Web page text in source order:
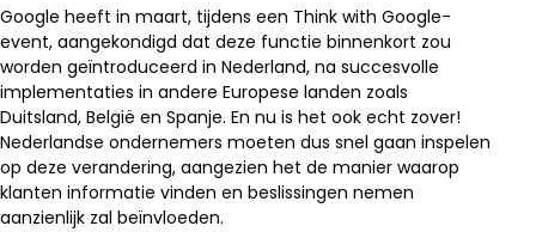
Google heeft in maart, tijdens een Think with Google-
event, aangekondigd dat deze functie binnenkort zou
worden geïntroduceerd in Nederland, na succesvolle
implementaties in andere Europese landen zoals
Duitsland, België en Spanje. En nu is het ook echt zover!
Nederlandse ondernemers moeten dus snel gaan inspelen
op deze verandering, aangezien het de manier waarop
klanten informatie vinden en beslissingen nemen
aanzienlijk zal beïnvloeden.